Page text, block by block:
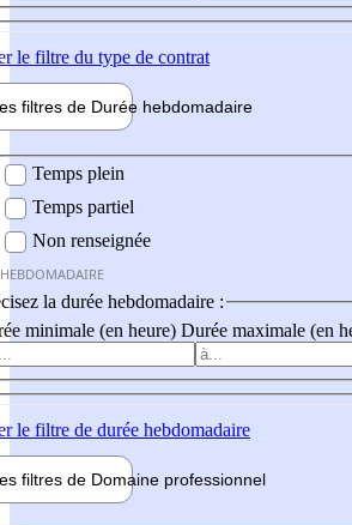
le filtre du type de contrat
filtres de Durée hebdomadaire
Temps plein
Temps partiel
Non renseignée
la durée hebdomadaire :
minimale (en heure) Durée maximale (en
le filtre de durée hebdomadaire
filtres de Domaine professionnel